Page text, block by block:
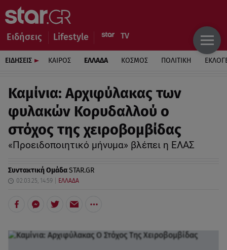
Ειδήσεις Lifestyle
ΕΙΔΗΣΕΙΣ ΚΑΙΡΟΣ ΕΛΛΑΔΑ ΚΟΣΜΟΣ ΠΟΛΙΤΙΚΗ
Καμίνια: Αρχιφύλακας των
φυλακών Κορυδαλλού ο
στόχος της χειροβομβίδας
«Προειδοποιητικό μήνυμα» βλέπει η ΕΛΑΣ
Συντακτική ΟμάδαSTAR.GR
02.03.25, 14:59 ΕΛΛΑΔΑ